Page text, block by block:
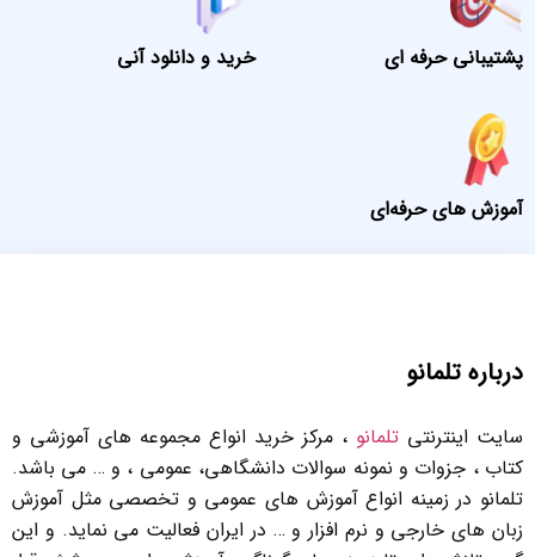
پشتیبانی حرفه ای خرید و دانلود آنی
آموزش های حرفه‌ای
درباره تلمانو
سایت اینترنتی تلمانو ، مرکز خرید انواع مجموعه های آموزشی و
کتاب ، جزوات و نمونه سوالات دانشگاهی، عمومی ، و … می باشد.
تلمانو در زمینه انواع آموزش های عمومی و تخصصی مثل آموزش
زبان های خارجی و نرم افزار و … در ایران فعالیت می نماید. و این